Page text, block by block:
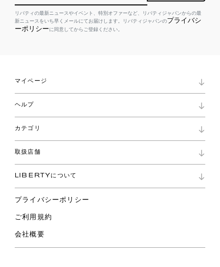
リバティの最新ニュースやイベント、特別オファーなど、リバティジャパンからの最
新ニュースをいち早くメールにてお届けします。リバティジャパンのプライバシ
ーポリシーに同意してからご登録ください。
マイページ
ロイヤリティプログラム
パスワード再設定
ショッピングバッグ
ヘルプ
お問い合わせ
よくあるご質問
ご利用ガイド
カテゴリ
コレクション
ファブリックス
バッグ
スカーフ
ウェア
ライフスタイル
スペシャル
取扱店舗
リバティ・ファブリックス
LIBERTYについて
プライバシーポリシー
ご利用規約
会社概要